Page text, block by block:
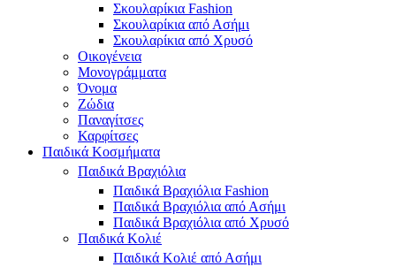
Σκουλαρίκια Fashion
Σκουλαρίκια από Ασήμι
Σκουλαρίκια από Χρυσό
Οικογένεια
Μονογράμματα
Όνομα
Ζώδια
Παναγίτσες
Καρφίτσες
Παιδικά Κοσμήματα
Παιδικά Βραχιόλια
Παιδικά Βραχιόλια Fashion
Παιδικά Βραχιόλια από Ασήμι
Παιδικά Βραχιόλια από Χρυσό
Παιδικά Κολιέ
Παιδικά Κολιέ από Ασήμι